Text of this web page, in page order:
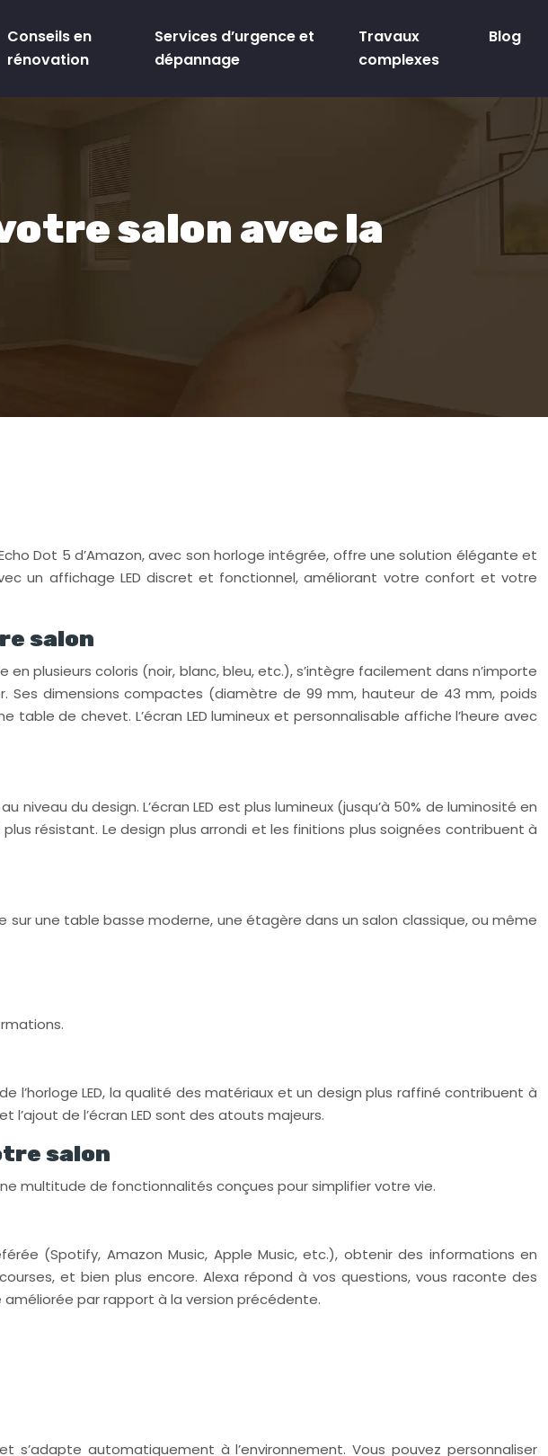
Conseils en
rénovation
Services d’urgence et
dépannage
Travaux
complexes
Blog
salon avec la
Dot 5 d’Amazon, avec son horloge intégrée, offre une solution élégante et
un affichage LED discret et fonctionnel, améliorant votre confort et votre
salon
plusieurs coloris (noir, blanc, bleu, etc.), s’intègre facilement dans n’importe
dimensions compactes (diamètre de 99 mm, hauteur de 43 mm, poids
de chevet. L’écran LED lumineux et personnalisable affiche l’heure avec
du design. L’écran LED est plus lumineux (jusqu’à 50% de luminosité en
résistant. Le design plus arrondi et les finitions plus soignées contribuent à
une table basse moderne, une étagère dans un salon classique, ou même
l’horloge LED, la qualité des matériaux et un design plus raffiné contribuent à
de l’écran LED sont des atouts majeurs.
salon
multitude de fonctionnalités conçues pour simplifier votre vie.
(Spotify, Amazon Music, Apple Music, etc.), obtenir des informations en
et bien plus encore. Alexa répond à vos questions, vous raconte des
par rapport à la version précédente.
s’adapte automatiquement à l’environnement. Vous pouvez personnaliser